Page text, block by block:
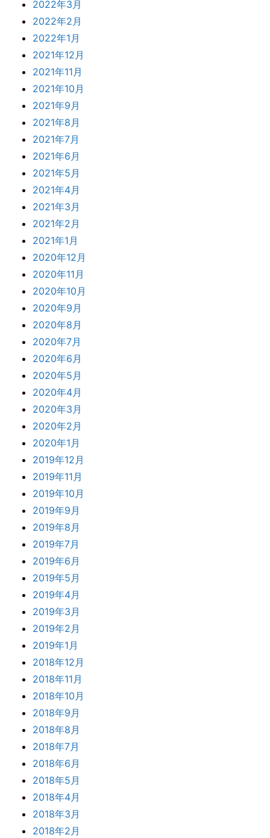
2022年3月
2022年2月
2022年1月
2021年12月
2021年11月
2021年10月
2021年9月
2021年8月
2021年7月
2021年6月
2021年5月
2021年4月
2021年3月
2021年2月
2021年1月
2020年12月
2020年11月
2020年10月
2020年9月
2020年8月
2020年7月
2020年6月
2020年5月
2020年4月
2020年3月
2020年2月
2020年1月
2019年12月
2019年11月
2019年10月
2019年9月
2019年8月
2019年7月
2019年6月
2019年5月
2019年4月
2019年3月
2019年2月
2019年1月
2018年12月
2018年11月
2018年10月
2018年9月
2018年8月
2018年7月
2018年6月
2018年5月
2018年4月
2018年3月
2018年2月